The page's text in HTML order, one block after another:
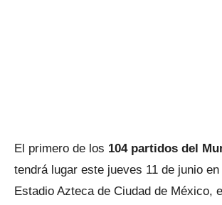
El primero de los 104 partidos del
tendrá lugar este jueves 11 de junio
Estadio Azteca de Ciudad de México,